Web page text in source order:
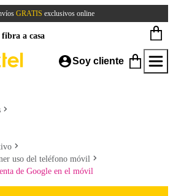
GRATIS exclusivos online
a casa
Soy cliente
uso del teléfono móvil
de Google en el móvil